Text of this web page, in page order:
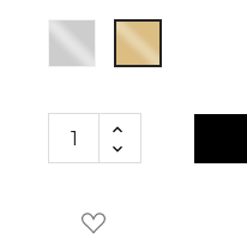
ARGENTO
BIANCOGIALLO